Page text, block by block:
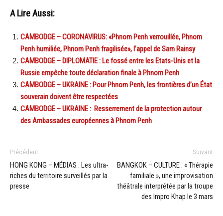
A Lire Aussi:
CAMBODGE – CORONAVIRUS: «Phnom Penh verrouillée, Phnom
Penh humiliée, Phnom Penh fragilisée», l’appel de Sam Rainsy
CAMBODGE – DIPLOMATIE : Le fossé entre les Etats-Unis et la
Russie empêche toute déclaration finale à Phnom Penh
CAMBODGE – UKRAINE : Pour Phnom Penh, les frontières d’un État
souverain doivent être respectées
CAMBODGE – UKRAINE : Resserrement de la protection autour
des Ambassades européennes à Phnom Penh
Précédent
HONG KONG – MÉDIAS : Les ultra-
riches du territoire surveillés par la
presse
Suivant
BANGKOK – CULTURE : « Thérapie
familiale », une improvisation
théâtrale interprétée par la troupe
des Impro Khap le 3 mars